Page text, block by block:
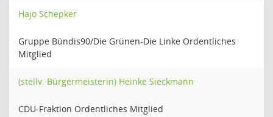
Hajo Schepker
Gruppe Bündis90/Die Grünen-Die Linke Ordentliches
Mitglied
(stellv. Bürgermeisterin) Heinke Sieckmann
CDU-Fraktion Ordentliches Mitglied